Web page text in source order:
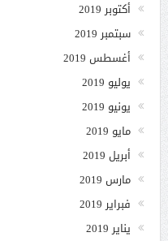
أكتوبر 2019
سبتمبر 2019
أغسطس 2019
يوليو 2019
يونيو 2019
مايو 2019
أبريل 2019
مارس 2019
فبراير 2019
يناير 2019